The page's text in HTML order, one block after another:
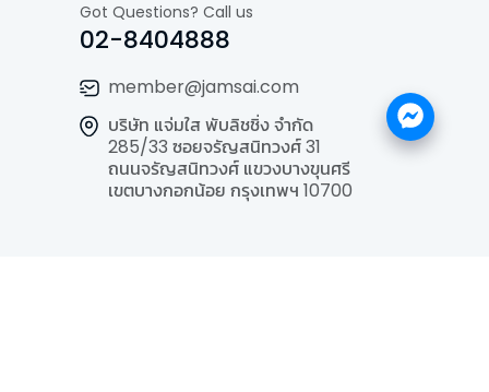
Got Questions? Call us
02-8404888
member@jamsai.com
บริษัท แจ่มใส พับลิชชิ่ง จำกัด
285/33 ซอยจรัญสนิทวงศ์ 31
ถนนจรัญสนิทวงศ์ แขวงบางขุนศรี
เขตบางกอกน้อย กรุงเทพฯ 10700